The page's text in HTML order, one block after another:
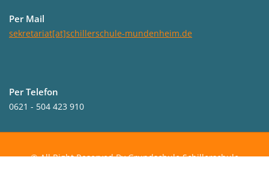
Per Mail
sekretariat[at]schillerschule-mundenheim.de
Per Telefon
0621 - 504 423 910
© All Right Reserved By Grundschule Schillerschule